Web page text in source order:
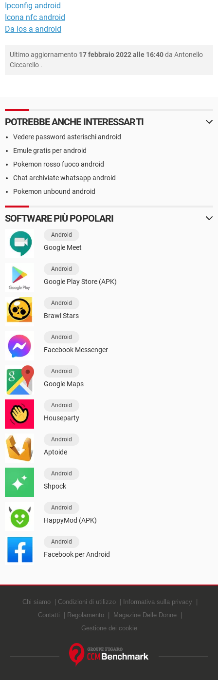
Ipconfig android
Icona nfc android
Da ios a android
Ultimo aggiornamento 17 febbraio 2022 alle 16:40da Antonello
Ciccarello .
POTREBBE ANCHE INTERESSARTI
Vedere password asterischi android
Emule gratis per android
Pokemon rosso fuoco android
Chat archiviate whatsapp android
Pokemon unbound android
SOFTWARE PIÙ POPOLARI
Android
Google Meet
Android
Google Play Store (APK)
Android
Brawl Stars
Android
Facebook Messenger
Android
Google Maps
Android
Houseparty
Android
Aptoide
Android
Shpock
Android
HappyMod (APK)
Android
Facebook per Android
Chi siamo Condizioni di utilizzo
Informativa sulla privacy
Contatti
Regolamento
Magazine Delle Donne
Gestione dei cookie